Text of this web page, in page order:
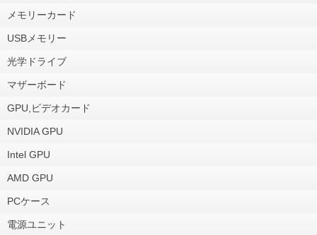
メモリーカード
USBメモリー
光学ドライブ
マザーボード
GPU,ビデオカード
NVIDIA GPU
Intel GPU
AMD GPU
PCケース
電源ユニット